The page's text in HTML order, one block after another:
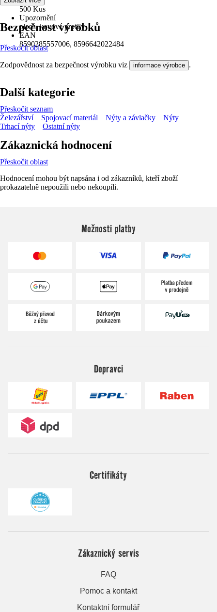
500 Kus
Upozornění
plech, kovové profily
EAN
8590285557006, 8596642022484
Bezpečnost výrobků
Přeskočit oblast
Zodpovědnost za bezpečnost výrobku viz informace výrobce .
Další kategorie
Přeskočit seznam
Železářství
Spojovací materiál Nýty a závlačky
Nýty
Trhací nýty
Ostatní nýty
Zákaznická hodnocení
Přeskočit oblast
Hodnocení mohou být napsána i od zákazníků, kteří zboží
prokazatelně nepoužili nebo nekoupili.
Možnosti platby
Dopravci
Certifikáty
Zákaznický servis
FAQ
Pomoc a kontakt
Kontaktní formulář